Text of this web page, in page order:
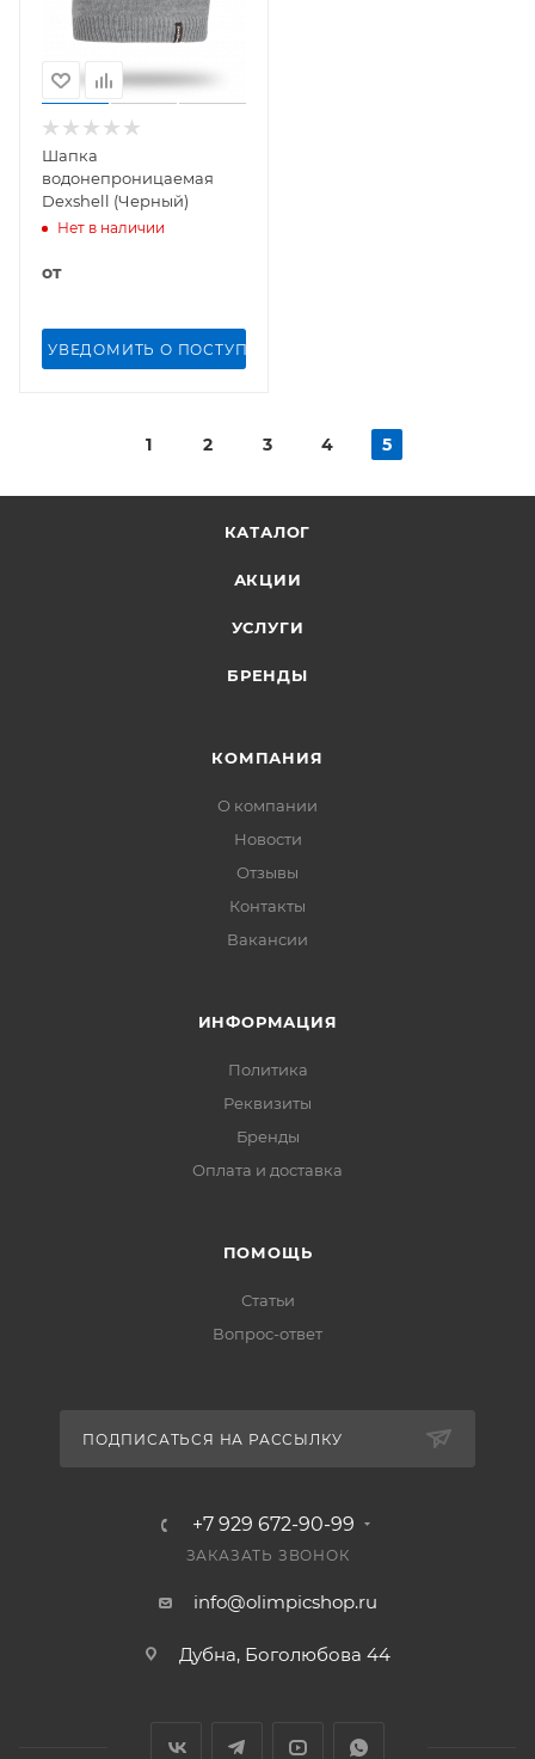
Шапка
водонепроницаемая
Dexshell (Черный)
Нет в наличии
от
УВЕДОМИТЬ О ПОСТУПЛЕНИИ
1 2 3 4 5
КАТАЛОГ
АКЦИИ
УСЛУГИ
БРЕНДЫ
КОМПАНИЯ
О компании
Новости
Отзывы
Контакты
Вакансии
ИНФОРМАЦИЯ
Политика
Реквизиты
Бренды
Оплата и доставка
ПОМОЩЬ
Статьи
Вопрос-ответ
ПОДПИСАТЬСЯ НА РАССЫЛКУ
+7 929 672-90-99
ЗАКАЗАТЬ ЗВОНОК
info@olimpicshop.ru
Дубна, Боголюбова 44